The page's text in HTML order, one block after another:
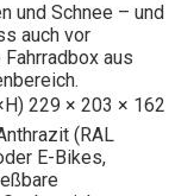
und Schnee – und
auch vor
aus
229 × 203 × 162
(RAL
E-Bikes,